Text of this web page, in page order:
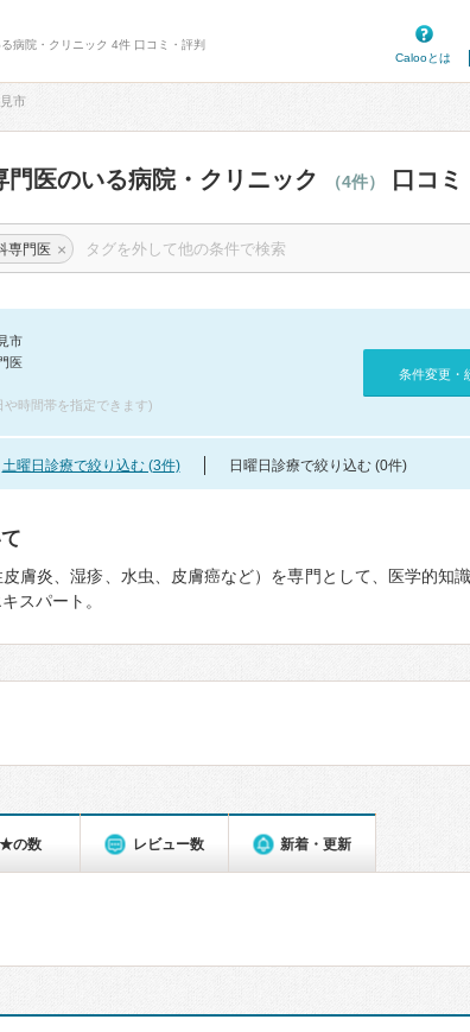
病院・クリニック 4件 口コミ・評判
Calooとは
市
医のいる病院・クリニック （4件） 口コ
専門医 ×
市
医
や時間帯を指定できます)
条件変更・
土曜日診療で絞り込む (3件) 日曜日診療で絞り込む (0件)
膚炎、湿疹、水虫、皮膚癌など）を専門として、医学的知
スパート。
★の数 レビュー数 新着・更新